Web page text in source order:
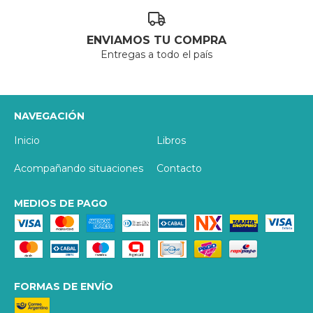
ENVIAMOS TU COMPRA
Entregas a todo el país
NAVEGACIÓN
Inicio
Libros
Acompañando situaciones Contacto
MEDIOS DE PAGO
FORMAS DE ENVÍO